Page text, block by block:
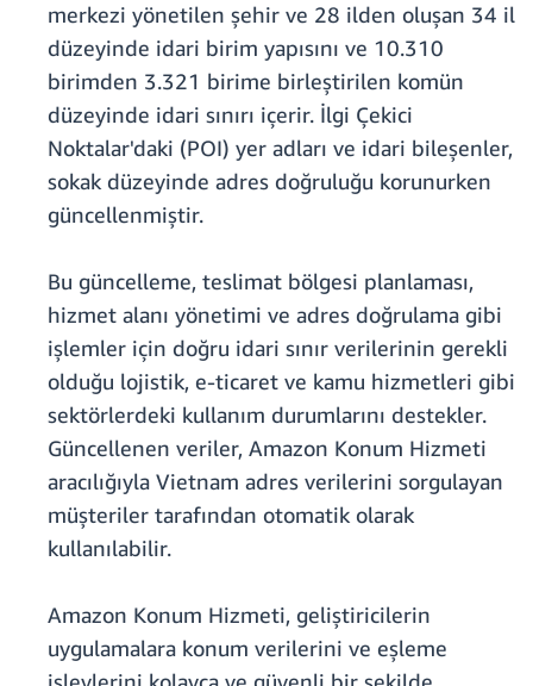
merkezi yönetilen şehir ve 28 ilden oluşan 34 il
düzeyinde idari birim yapısını ve 10.310
birimden 3.321 birime birleştirilen komün
düzeyinde idari sınırı içerir. İlgi Çekici
Noktalar'daki (POI) yer adları ve idari bileşenler,
sokak düzeyinde adres doğruluğu korunurken
güncellenmiştir.
Bu güncelleme, teslimat bölgesi planlaması,
hizmet alanı yönetimi ve adres doğrulama gibi
işlemler için doğru idari sınır verilerinin gerekli
olduğu lojistik, e-ticaret ve kamu hizmetleri gibi
sektörlerdeki kullanım durumlarını destekler.
Güncellenen veriler, Amazon Konum Hizmeti
aracılığıyla Vietnam adres verilerini sorgulayan
müşteriler tarafından otomatik olarak
kullanılabilir.
Amazon Konum Hizmeti, geliştiricilerin
uygulamalara konum verilerini ve eşleme